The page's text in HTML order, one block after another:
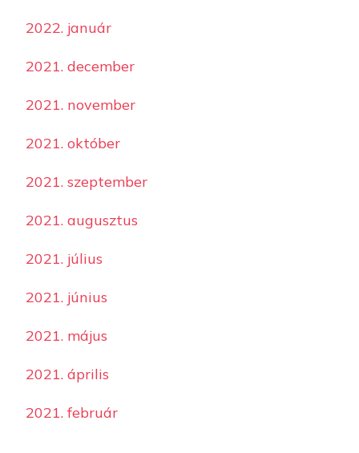
2022. január
2021. december
2021. november
2021. október
2021. szeptember
2021. augusztus
2021. július
2021. június
2021. május
2021. április
2021. február